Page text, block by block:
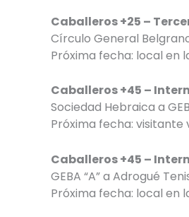
Caballeros +25 –
Círculo General
Próxima fecha: local en
Caballeros +45 –
Sociedad Hebraica a
Próxima fecha: visitante
Caballeros +45 –
GEBA “A” a Adrogué
Próxima fecha: local en